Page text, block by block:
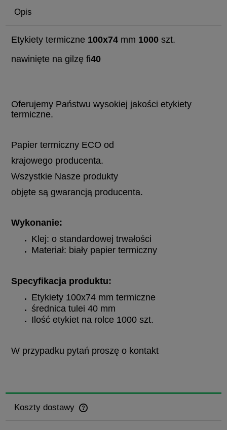
Opis
Etykiety termiczne 100x74 mm 1000 szt.
nawinięte na gilzę fi40
Oferujemy Państwu wysokiej jakości etykiety
termiczne.
Papier termiczny ECO od
krajowego producenta.
Wszystkie Nasze produkty
objęte są gwarancją producenta.
Wykonanie:
Klej: o standardowej trwałości
Materiał: biały papier termiczny
Specyfikacja produktu:
Etykiety 100x74 mm termiczne
średnica tulei 40 mm
Ilość etykiet na rolce 1000 szt.
W przypadku pytań proszę o kontakt
Koszty dostawy
Cena nie zawiera ewentualnych kosztów płatności